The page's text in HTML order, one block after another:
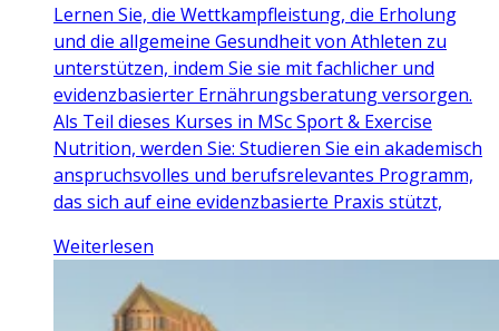
Lernen Sie, die Wettkampfleistung, die Erholung
und die allgemeine Gesundheit von Athleten zu
unterstützen, indem Sie sie mit fachlicher und
evidenzbasierter Ernährungsberatung versorgen.
Als Teil dieses Kurses in MSc Sport & Exercise
Nutrition, werden Sie: Studieren Sie ein akademisch
anspruchsvolles und berufsrelevantes Programm,
das sich auf eine evidenzbasierte Praxis stützt,
Weiterlesen